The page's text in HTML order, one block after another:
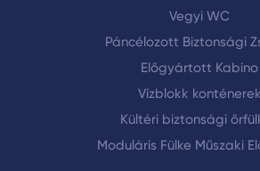
Vegyi WC
Páncélozott Biztonsági
Előgyártott Kabino
Vízblokk konténerek
Kültéri biztonsági
Moduláris Fülke Műszaki